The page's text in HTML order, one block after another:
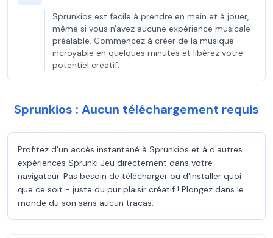
Sprunkios est facile à prendre en main et à jouer,
même si vous n'avez aucune expérience musicale
préalable. Commencez à créer de la musique
incroyable en quelques minutes et libérez votre
potentiel créatif.
Sprunkios : Aucun téléchargement requis
Profitez d'un accès instantané à Sprunkios et à d'autres
expériences Sprunki Jeu directement dans votre
navigateur. Pas besoin de télécharger ou d'installer quoi
que ce soit - juste du pur plaisir créatif ! Plongez dans le
monde du son sans aucun tracas.